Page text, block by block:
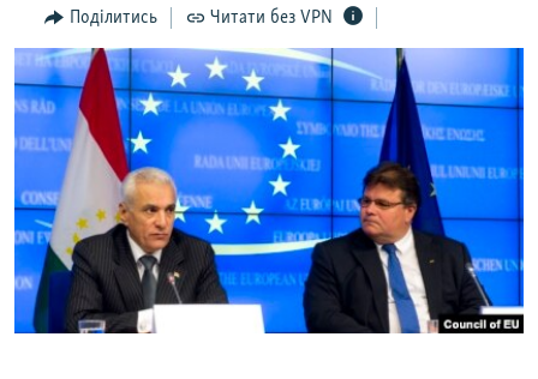
Перейти
до
пошуку
ПОГЛЯД
ІНТЕРВ'Ю
ВСЕ ЗА ДЕНЬ
СПЕЦПРОЕКТИ
ДЕПОРТАЦІЯ
ВІДЕОУРОКИ «ELIFBE»
СВІДЧЕННЯ ОКУПАЦІЇ
УКРАЇНСЬКА ПРОБЛЕМА КРИМУ
ЯК ОБІЙТИ БЛОКУВАННЯ
Русский
Qırımtatar
Поділитись Читати без VPN